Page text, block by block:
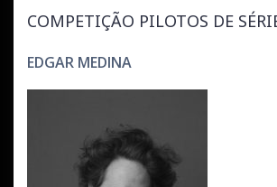
COMPETIÇÃO PILOTOS DE
EDGAR MEDINA